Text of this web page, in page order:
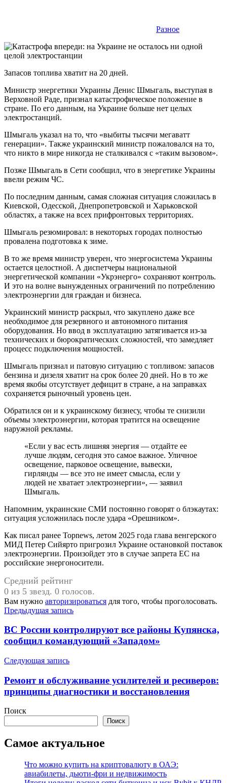
Разное
Запасов топлива хватит на 20 дней.
Министр энергетики Украины Денис Шмыгаль, выступая в
Верховной Раде, признал катастрофическое положение в
стране. По его данным, на Украине больше нет целых
электростанций.
Шмыгаль указал на то, что «выбиты тысячи мегаватт
генерации». Также украинский министр пожаловался на то,
что никто в мире никогда не сталкивался с «таким вызовом».
Позже Шмыгаль в Сети сообщил, что в энергетике Украины
ввели режим ЧС.
По последним данным, самая сложная ситуация сложилась в
Киевской, Одесской, Днепропетровской и Харьковской
областях, а также на всех прифронтовых территориях.
Шмыгаль резюмировал: в некоторых городах полностью
провалена подготовка к зиме.
В то же время министр уверен, что энергосистема Украины
остается целостной. А диспетчеры национальной
энергетической компании «Укрэнерго» сохраняют контроль.
И это на волне вынужденных ограничений по потреблению
электроэнергии для граждан и бизнеса.
Украинский министр раскрыл, что закуплено даже все
необходимое для резервного и автономного питания
оборудования. Но ввод в эксплуатацию затягивается из-за
технических и бюрократических сложностей, что замедляет
процесс подключения мощностей.
Шмыгаль признал и патовую ситуацию с топливом: запасов
бензина и дизеля хватит на срок более 20 дней. Но в то же
время якобы отсутствует дефицит в стране, а на заправках
сохраняется рыночный уровень цен.
Обратился он и к украинскому бизнесу, чтобы те снизили
объемы электроэнергии, которая тратится на освещение
наружной рекламы.
«Если у вас есть лишняя энергия — отдайте ее
лучше людям, сегодня это самое важное. Уличное
освещение, парковое освещение, вывески,
гирлянды — все это не имеет смысла, если у
людей не хватает электроэнергии», — заявил
Шмыгаль.
Напомним, украинские СМИ постоянно говорят о блэкаутах:
ситуация усложнилась после удара «Орешником».
Как писал ранее Topnews, летом 2025 года глава венгерского
МИД Петер Сийярто пригрозил Украине остановкой поставок
электроэнергии. Произойдет это в случае запрета ЕС на
российские энергоносители.
Средний рейтинг
0 из 5 звезд. 0 голосов.
Вам нужно авторизироваться для того, чтобы проголосовать.
Навигация
по
записям
Предыдущая запись
ВС России контролируют все районы Купянска,
сообщил командующий «Западом»
Следующая запись
Ремонт и обслуживание усилителей и ресиверов:
принципы диагностики и восстановления
Поиск
Поиск
Самое актуальное
Что можно купить на криптовалюту в ОАЭ:
авиабилеты, дьюти-фри и недвижимость